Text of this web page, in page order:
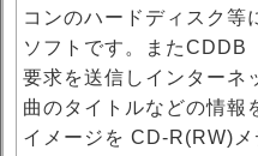
コンのハードディスク等
ソフトです。またCDDB
要求を送信しインターネ
曲のタイトルなどの情報
イメージを CD-R(RW)